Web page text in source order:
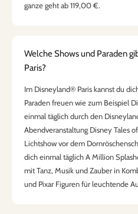
ganze geht ab 119,00 €.
Welche Shows und Paraden
Paris?
Im Disneyland® Paris kannst du
Paraden freuen wie zum Beispiel
einmal täglich durch den
Abendveranstaltung Disney Tales
Lichtshow vor dem
dich einmal täglich A Million
mit Tanz, Musik und Zauber in
und Pixar Figuren für leuchtende